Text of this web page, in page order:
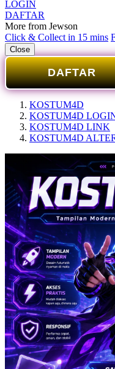
LOGIN
DAFTAR
More from Jewson
Click & Collect in 15 mins
Close
DAFTAR
KOSTUM4D
KOSTUM4D
KOSTUM4D LINK
KOSTUM4D